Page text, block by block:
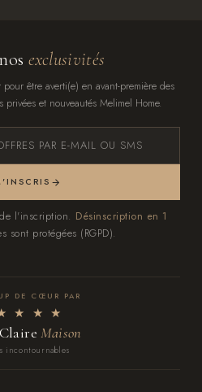
exclusivités
être averti(e) en avant-première des
et nouveautés Melimel Home.
PAR E-MAIL OU SMS
l'inscription. Désinscription en 1
sont protégées (RGPD).
DE CŒUR PAR
★ ★ ★
Maison
incontournables